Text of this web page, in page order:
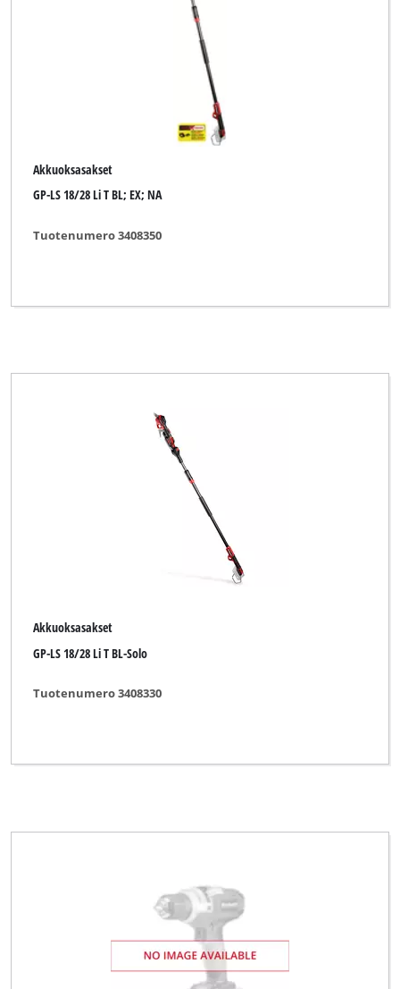
Ozito
Akkuoksasakset
GP-LS 18/28 Li T BL; EX; NA
Tuotenumero 3408350
Akkuoksasakset
GP-LS 18/28 Li T BL-Solo
Tuotenumero 3408330